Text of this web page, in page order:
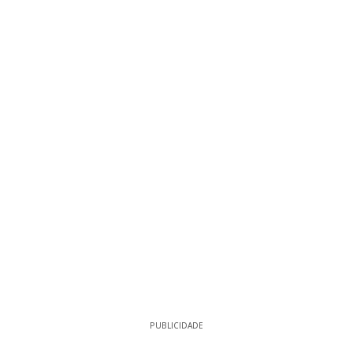
PUBLICIDADE